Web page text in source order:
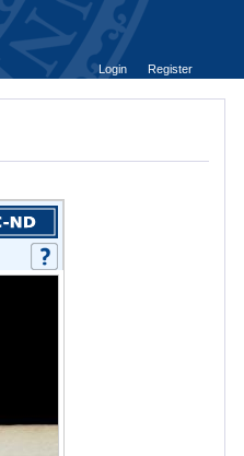
Login
Register